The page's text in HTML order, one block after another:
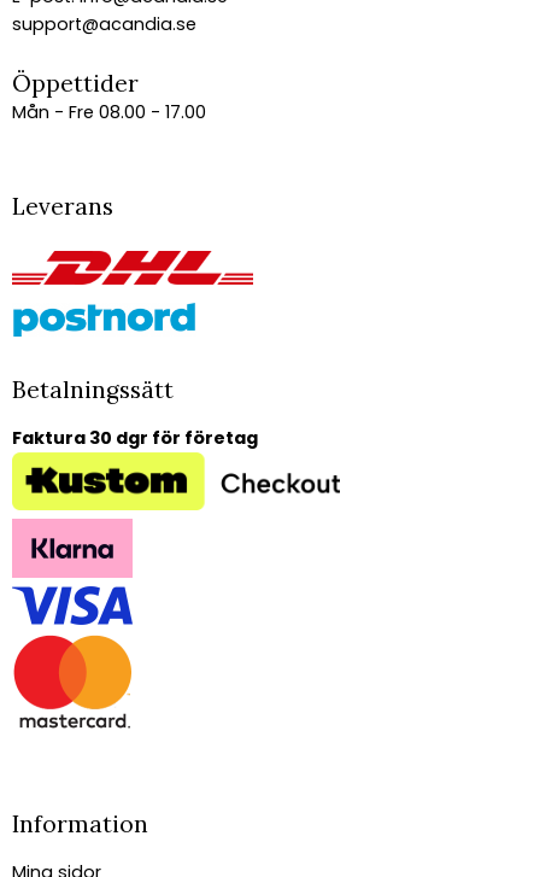
support@acandia.se
Öppettider
Mån - Fre 08.00 - 17.00
Leverans
Betalningssätt
Faktura 30 dgr för företag
Information